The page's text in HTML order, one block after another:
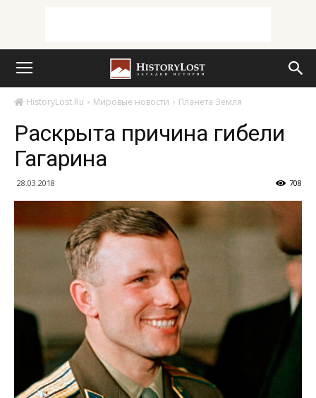
HistoryLost.Ru Мировые новости Планета Земля
Раскрыта причина гибели
Гагарина
28.03.2018 708